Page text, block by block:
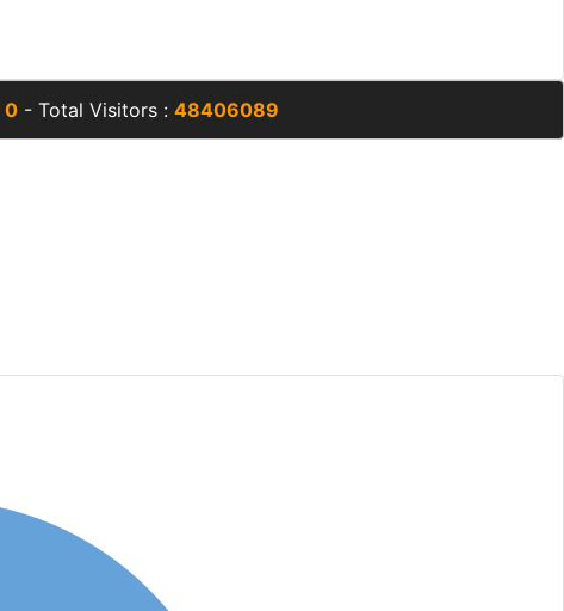
0 - Total Visitors : 48406089